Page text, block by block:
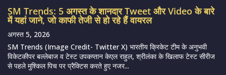
SM Trends: 5 अगस्त के शानदार Tweet और Video के बारे
में यहां जाने, जो काफी तेजी से हो रहे हैं वायरल
अगस्त 5, 2026
SM Trends (Image Credit- Twitter X) भारतीय क्रिकेट टीम के अनुभवी
विकेटकीपर बल्लेबाज व टेस्ट उपकप्तान केएल राहुल, श्रीलंका के खिलाफ टेस्ट सीरीज
से पहले मुश्किल पिच पर प्रैक्टिस करते हुए नजर...